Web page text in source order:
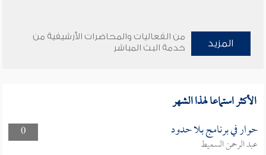
المزيد
من الفعاليات والمحاضرات الأرشيفية من
خدمة البث المباشر
الأكثر استماعا لهذا الشهر
0 حوار في برنامج بلا حدود
عبد الرحمن السميط